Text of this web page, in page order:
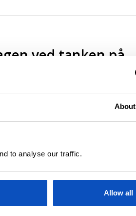
About
to analyse our traffic.
Allow all
ved tanken på
for deg?
på
i